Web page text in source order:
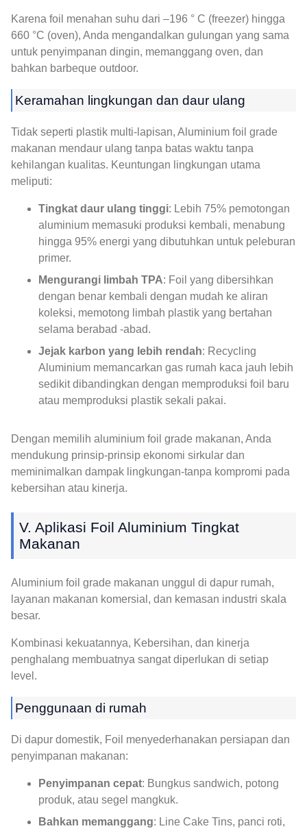
Karena foil menahan suhu dari –196 ° C (freezer) hingga
660 °C (oven), Anda mengandalkan gulungan yang sama
untuk penyimpanan dingin, memanggang oven, dan
bahkan barbeque outdoor.
Keramahan lingkungan dan daur ulang
Tidak seperti plastik multi-lapisan, Aluminium foil grade
makanan mendaur ulang tanpa batas waktu tanpa
kehilangan kualitas. Keuntungan lingkungan utama
meliputi:
Tingkat daur ulang tinggi: Lebih 75% pemotongan
aluminium memasuki produksi kembali, menabung
hingga 95% energi yang dibutuhkan untuk peleburan
primer.
Mengurangi limbah TPA: Foil yang dibersihkan
dengan benar kembali dengan mudah ke aliran
koleksi, memotong limbah plastik yang bertahan
selama berabad -abad.
Jejak karbon yang lebih rendah: Recycling
Aluminium memancarkan gas rumah kaca jauh lebih
sedikit dibandingkan dengan memproduksi foil baru
atau memproduksi plastik sekali pakai.
Dengan memilih aluminium foil grade makanan, Anda
mendukung prinsip-prinsip ekonomi sirkular dan
meminimalkan dampak lingkungan-tanpa kompromi pada
kebersihan atau kinerja.
V. Aplikasi Foil Aluminium Tingkat
Makanan
Aluminium foil grade makanan unggul di dapur rumah,
layanan makanan komersial, dan kemasan industri skala
besar.
Kombinasi kekuatannya, Kebersihan, dan kinerja
penghalang membuatnya sangat diperlukan di setiap
level.
Penggunaan di rumah
Di dapur domestik, Foil menyederhanakan persiapan dan
penyimpanan makanan:
Penyimpanan cepat: Bungkus sandwich, potong
produk, atau segel mangkuk.
Bahkan memanggang: Line Cake Tins, panci roti,